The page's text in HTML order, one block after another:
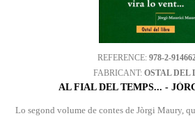
REFERENCE: 978-2-
FABRICANT: OSTAL DEL
AL FIAL DEL TEMPS... -
Lo segond volume de contes de Jòrgi Maury,